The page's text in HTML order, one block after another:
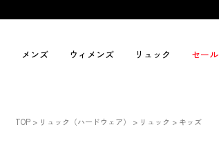
メンズ ウィメンズ リュック セール
TOP リュック（ハードウェア） リュック キッズ